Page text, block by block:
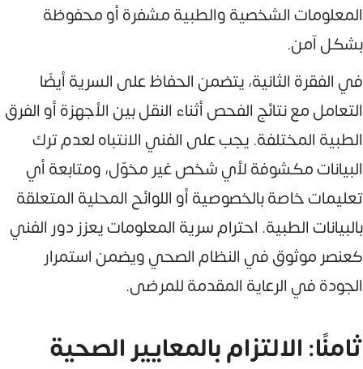
المعلومات الشخصية والطبية مشفرة أو محفوظة
بشكل آمن.
في الفقرة الثانية، يتضمن الحفاظ على السرية أيضًا
التعامل مع نتائج الفحص أثناء النقل بين الأجهزة أو الفرق
الطبية المختلفة. يجب على الفني الانتباه لعدم ترك
البيانات مكشوفة لأي شخص غير مخوّل، ومتابعة أي
تعليمات خاصة بالخصوصية أو اللوائح المحلية المتعلقة
بالبيانات الطبية. احترام سرية المعلومات يعزز دور الفني
كعنصر موثوق في النظام الصحي ويضمن استمرار
الجودة في الرعاية المقدمة للمرضى.
ثامنًا: الالتزام بالمعايير الصحية